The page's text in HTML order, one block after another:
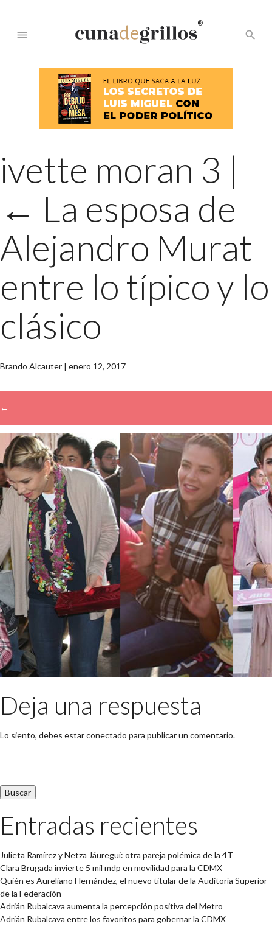
menu
®
search
ivette moran 3 |
← La esposa de
Alejandro Murat
entre lo típico y lo
clásico
Brando Alcauter | enero 12, 2017
←
Deja una respuesta
Lo siento, debes estarconectado para publicar un comentario.
Entradas recientes
Julieta Ramírez y Netza Jáuregui: otra pareja polémica de la 4T
Clara Brugada invierte 5 mil mdp en movilidad para la CDMX
Quién es Aureliano Hernández, el nuevo titular de la Auditoría Superior
de la Federación
Adrián Rubalcava aumenta la percepción positiva del Metro
Adrián Rubalcava entre los favoritos para gobernar la CDMX